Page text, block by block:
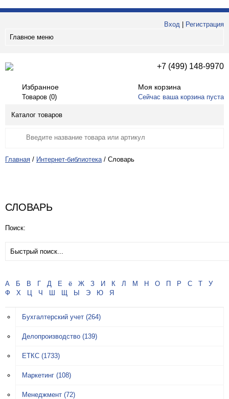
Вход
Регистрация
Главное меню
+7 (499) 148-9970
Избранное
Товаров (0)
Моя корзина
Сейчас ваша корзина пуста
Каталог товаров
Главная / Интернет-библиотека / Словарь
СЛОВАРЬ
Поиск:
А Б В Г Д Е ё Ж З И К Л М Н О П Р С Т
У
Ф
Х Ц Ч Ш Щ Ы Э Ю Я
Бухгалтерский учет (264)
Делопроизводство (139)
ЕТКС (1733)
Маркетинг (108)
Менеджмент (72)